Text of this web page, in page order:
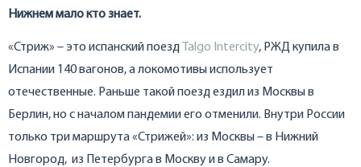
Нижнем мало кто знает.
«Стриж» – это испанский поезд Talgo Intercity, РЖД купила в
Испании 140 вагонов, а локомотивы использует
отечественные. Раньше такой поезд ездил из Москвы в
Берлин, но с началом пандемии его отменили. Внутри России
только три маршрута «Стрижей»: из Москвы – в Нижний
Новгород, из Петербурга в Москву и в Самару.